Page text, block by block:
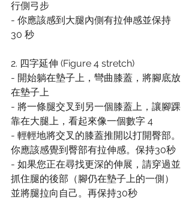
行側弓步
- 你應該感到大腿內側有拉伸感並保持
30 秒
2. 四字延伸 (Figure 4 stretch)
- 開始躺在墊子上，彎曲膝蓋，將腳底放
在墊子上
- 將一條腿交叉到另一個膝蓋上，讓腳踝
靠在大腿上，看起來像一個數字 4
- 輕輕地將交叉的膝蓋推開以打開臀部。
你應該感覺到臀部有拉伸感。保持30秒
- 如果您正在尋找更深的伸展，請穿過並
抓住腿的後部（腳仍在墊子上的一側）
並將腿拉向自己。再保持30秒